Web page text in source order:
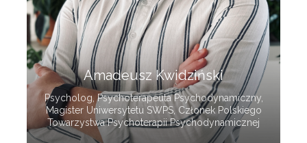
Amadeusz Kwidziński
Psycholog, Psychoterapeuta Psychodynamiczny,
Magister Uniwersytetu SWPS, Członek Polskiego
Towarzystwa Psychoterapii Psychodynamicznej